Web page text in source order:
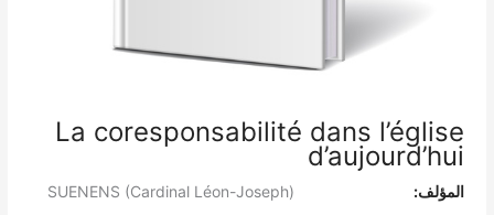
La coresponsabilité dans l’église
d’aujourd’hui
المؤلف: